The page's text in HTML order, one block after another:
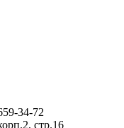
34-72
стр.16